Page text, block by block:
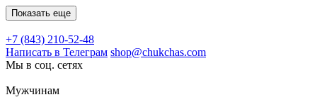
Показать еще
+7 (843) 210-52-48
Написать в Телеграм shop@chukchas.com
Мы в соц. сетях
Мужчинам